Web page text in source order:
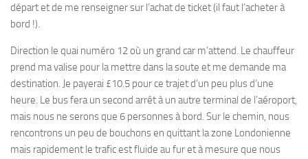
départ et de me renseigner sur l’achat de ticket (il faut l’acheter à
bord !).
Direction le quai numéro 12 où un grand car m’attend. Le chauffeur
prend ma valise pour la mettre dans la soute et me demande ma
destination. Je payerai £10.5 pour ce trajet d’un peu plus d’une
heure. Le bus fera un second arrêt à un autre terminal de l’aéroport,
mais nous ne serons que 6 personnes à bord. Sur le chemin, nous
rencontrons un peu de bouchons en quittant la zone Londonienne
mais rapidement le trafic est fluide au fur et à mesure que nous